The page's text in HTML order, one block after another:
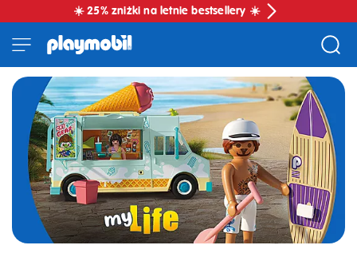
☀️ 25% zniżki na letnie bestsellery ☀️